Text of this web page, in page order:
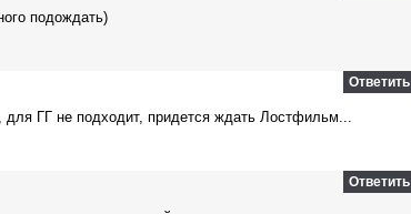
подождать)
Ответить
ГГ не подходит, придется ждать Лостфильм...
Ответить